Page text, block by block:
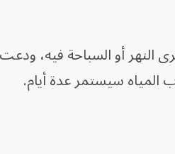
أو السباحة فيه،
المياه سيستمر عدة أيام.